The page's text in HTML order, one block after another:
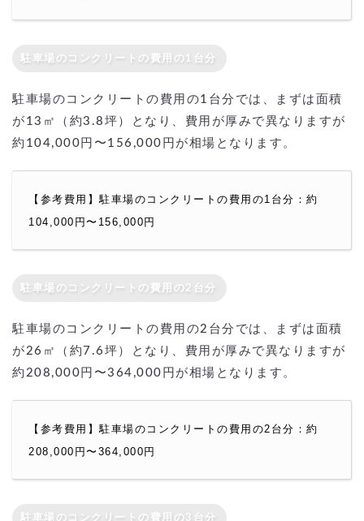
駐車場のコンクリートの費用の1台分
駐車場のコンクリートの費用の1台分では、まずは面積
が13㎡（約3.8坪）となり、費用が厚みで異なりますが
約104,000円〜156,000円が相場となります。
【参考費用】駐車場のコンクリートの費用の1台分：約
104,000円〜156,000円
駐車場のコンクリートの費用の2台分
駐車場のコンクリートの費用の2台分では、まずは面積
が26㎡（約7.6坪）となり、費用が厚みで異なりますが
約208,000円〜364,000円が相場となります。
【参考費用】駐車場のコンクリートの費用の2台分：約
208,000円〜364,000円
駐車場のコンクリートの費用の3台分